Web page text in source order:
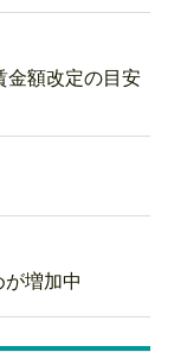
金額改定の目安
増加中